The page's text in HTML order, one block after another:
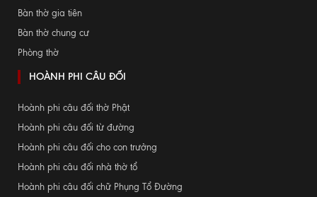
Bàn thờ gia tiên
Bàn thờ chung cư
Phòng thờ
HOÀNH PHI CÂU ĐỐI
Hoành phi câu đối thờ Phật
Hoành phi câu đối từ đường
Hoành phi câu đối cho con trưởng
Hoành phi câu đối nhà thờ tổ
Hoành phi câu đối chữ Phụng Tổ Đường